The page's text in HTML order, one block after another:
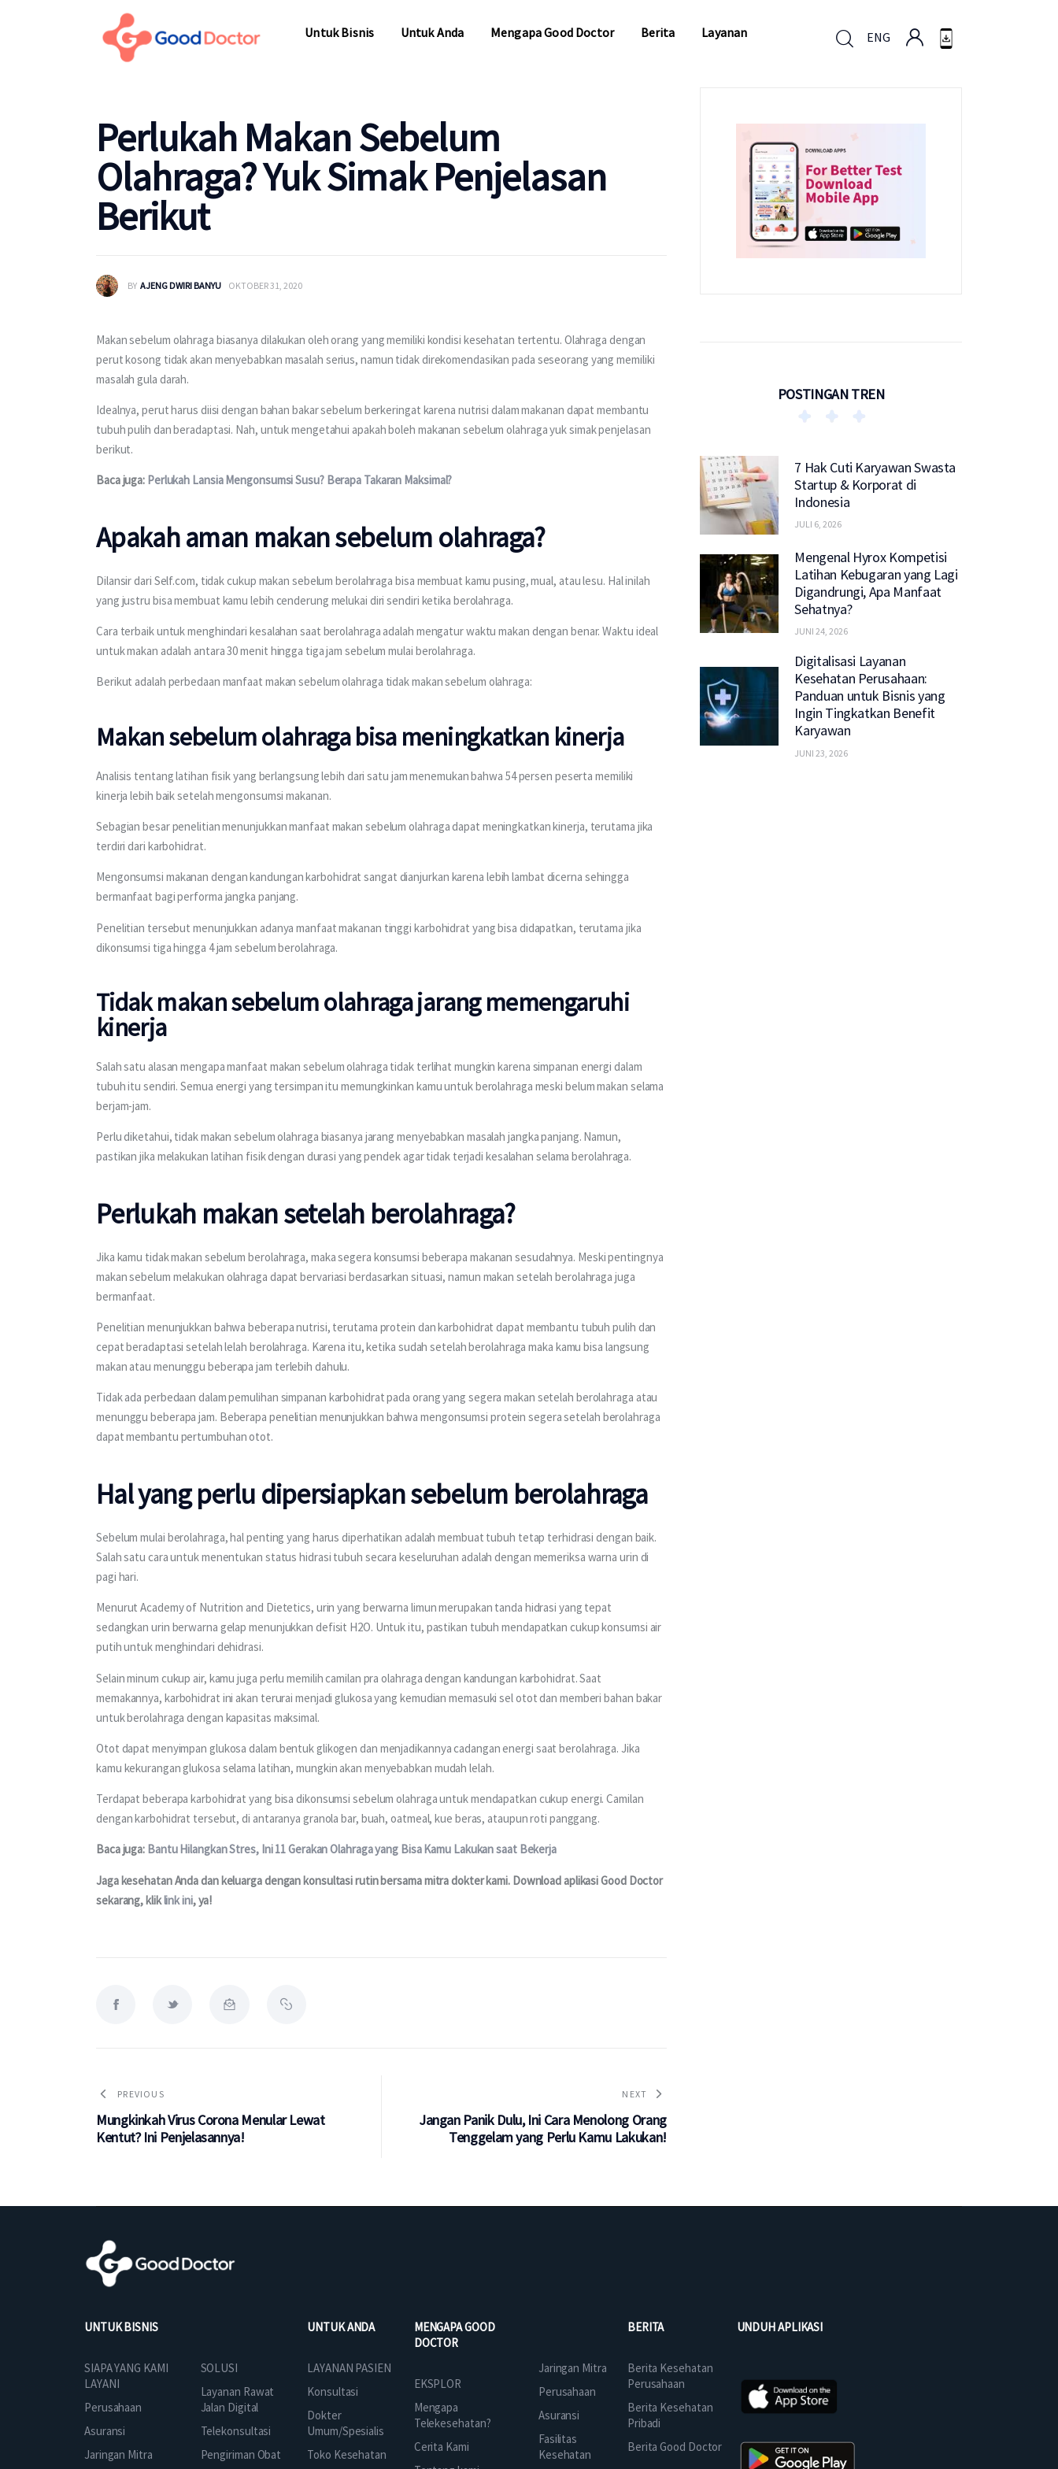
Untuk Bisnis Untuk Anda Mengapa Good Doctor Berita Layanan ENG
Perlukah Makan Sebelum
Olahraga? Yuk Simak Penjelasan
Berikut
BY AJENG DWIRI BANYU OKTOBER 31, 2020
Makan sebelum olahraga biasanya dilakukan oleh orang yang memiliki kondisi kesehatan tertentu. Olahraga dengan
perut kosong tidak akan menyebabkan masalah serius, namun tidak direkomendasikan pada seseorang yang memiliki
masalah gula darah.
Idealnya, perut harus diisi dengan bahan bakar sebelum berkeringat karena nutrisi dalam makanan dapat membantu
tubuh pulih dan beradaptasi. Nah, untuk mengetahui apakah boleh makanan sebelum olahraga yuk simak penjelasan
berikut.
Baca juga: Perlukah Lansia Mengonsumsi Susu? Berapa Takaran Maksimal?
Apakah aman makan sebelum olahraga?
Dilansir dari Self.com, tidak cukup makan sebelum berolahraga bisa membuat kamu pusing, mual, atau lesu. Hal inilah
yang justru bisa membuat kamu lebih cenderung melukai diri sendiri ketika berolahraga.
Cara terbaik untuk menghindari kesalahan saat berolahraga adalah mengatur waktu makan dengan benar. Waktu ideal
untuk makan adalah antara 30 menit hingga tiga jam sebelum mulai berolahraga.
Berikut adalah perbedaan manfaat makan sebelum olahraga tidak makan sebelum olahraga:
Makan sebelum olahraga bisa meningkatkan kinerja
Analisis tentang latihan fisik yang berlangsung lebih dari satu jam menemukan bahwa 54 persen peserta memiliki
kinerja lebih baik setelah mengonsumsi makanan.
Sebagian besar penelitian menunjukkan manfaat makan sebelum olahraga dapat meningkatkan kinerja, terutama jika
terdiri dari karbohidrat.
Mengonsumsi makanan dengan kandungan karbohidrat sangat dianjurkan karena lebih lambat dicerna sehingga
bermanfaat bagi performa jangka panjang.
Penelitian tersebut menunjukkan adanya manfaat makanan tinggi karbohidrat yang bisa didapatkan, terutama jika
dikonsumsi tiga hingga 4 jam sebelum berolahraga.
Tidak makan sebelum olahraga jarang memengaruhi
kinerja
Salah satu alasan mengapa manfaat makan sebelum olahraga tidak terlihat mungkin karena simpanan energi dalam
tubuh itu sendiri. Semua energi yang tersimpan itu memungkinkan kamu untuk berolahraga meski belum makan selama
berjam-jam.
Perlu diketahui, tidak makan sebelum olahraga biasanya jarang menyebabkan masalah jangka panjang. Namun,
pastikan jika melakukan latihan fisik dengan durasi yang pendek agar tidak terjadi kesalahan selama berolahraga.
Perlukah makan setelah berolahraga?
Jika kamu tidak makan sebelum berolahraga, maka segera konsumsi beberapa makanan sesudahnya. Meski pentingnya
makan sebelum melakukan olahraga dapat bervariasi berdasarkan situasi, namun makan setelah berolahraga juga
bermanfaat.
Penelitian menunjukkan bahwa beberapa nutrisi, terutama protein dan karbohidrat dapat membantu tubuh pulih dan
cepat beradaptasi setelah lelah berolahraga. Karena itu, ketika sudah setelah berolahraga maka kamu bisa langsung
makan atau menunggu beberapa jam terlebih dahulu.
Tidak ada perbedaan dalam pemulihan simpanan karbohidrat pada orang yang segera makan setelah berolahraga atau
menunggu beberapa jam. Beberapa penelitian menunjukkan bahwa mengonsumsi protein segera setelah berolahraga
dapat membantu pertumbuhan otot.
Hal yang perlu dipersiapkan sebelum berolahraga
Sebelum mulai berolahraga, hal penting yang harus diperhatikan adalah membuat tubuh tetap terhidrasi dengan baik.
Salah satu cara untuk menentukan status hidrasi tubuh secara keseluruhan adalah dengan memeriksa warna urin di
pagi hari.
Menurut Academy of Nutrition and Dietetics, urin yang berwarna limun merupakan tanda hidrasi yang tepat
sedangkan urin berwarna gelap menunjukkan defisit H2O. Untuk itu, pastikan tubuh mendapatkan cukup konsumsi air
putih untuk menghindari dehidrasi.
Selain minum cukup air, kamu juga perlu memilih camilan pra olahraga dengan kandungan karbohidrat. Saat
memakannya, karbohidrat ini akan terurai menjadi glukosa yang kemudian memasuki sel otot dan memberi bahan bakar
untuk berolahraga dengan kapasitas maksimal.
Otot dapat menyimpan glukosa dalam bentuk glikogen dan menjadikannya cadangan energi saat berolahraga. Jika
kamu kekurangan glukosa selama latihan, mungkin akan menyebabkan mudah lelah.
Terdapat beberapa karbohidrat yang bisa dikonsumsi sebelum olahraga untuk mendapatkan cukup energi. Camilan
dengan karbohidrat tersebut, di antaranya granola bar, buah, oatmeal, kue beras, ataupun roti panggang.
Baca juga: Bantu Hilangkan Stres, Ini 11 Gerakan Olahraga yang Bisa Kamu Lakukan saat Bekerja
Jaga kesehatan Anda dan keluarga dengan konsultasi rutin bersama mitra dokter kami. Download aplikasi Good Doctor
sekarang, klik link ini, ya!
PREVIOUS
Mungkinkah Virus Corona Menular Lewat
Kentut? Ini Penjelasannya!
NEXT
Jangan Panik Dulu, Ini Cara Menolong Orang
Tenggelam yang Perlu Kamu Lakukan!
POSTINGAN TREN
7 Hak Cuti Karyawan Swasta
Startup & Korporat di
Indonesia
JULI 6, 2026
Mengenal Hyrox Kompetisi
Latihan Kebugaran yang Lagi
Digandrungi, Apa Manfaat
Sehatnya?
JUNI 24, 2026
Digitalisasi Layanan
Kesehatan Perusahaan:
Panduan untuk Bisnis yang
Ingin Tingkatkan Benefit
Karyawan
JUNI 23, 2026
UNTUK BISNIS
SIAPA YANG KAMI
LAYANI
Perusahaan
Asuransi
Jaringan Mitra
SOLUSI
Layanan Rawat
Jalan Digital
Telekonsultasi
Pengiriman Obat
UNTUK ANDA
LAYANAN PASIEN
Konsultasi
Dokter
Umum/Spesialis
Toko Kesehatan
MENGAPA GOOD
DOCTOR
EKSPLOR
Mengapa
Telekesehatan?
Cerita Kami
Jaringan Mitra
Perusahaan
Asuransi
Fasilitas
Kesehatan
BERITA
Berita Kesehatan
Perusahaan
Berita Kesehatan
Pribadi
Berita Good Doctor
UNDUH APLIKASI